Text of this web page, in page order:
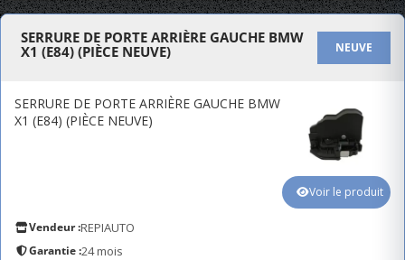
SERRURE DE PORTE ARRIÈRE GAUCHE BMW
X1 (E84) (PIÈCE NEUVE)
NEUVE
SERRURE DE PORTE ARRIÈRE GAUCHE BMW
X1 (E84) (PIÈCE NEUVE)
Vendeur :REPIAUTO
Garantie :24 mois
Voir le produit